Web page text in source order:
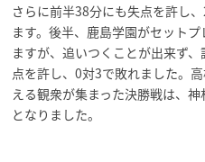
さらに前半38分にも失点を許し
ます。後半、鹿島学園がセット
ますが、追いつくことが出来ず
点を許し、0対3で敗れました。
える観衆が集まった決勝戦は、
となりました。